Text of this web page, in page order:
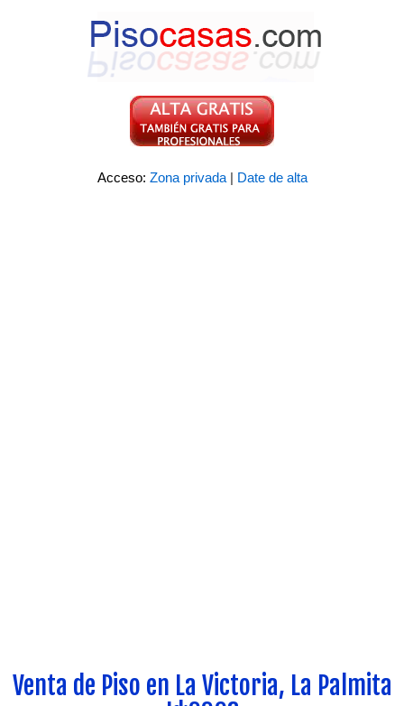
Acceso: Zona privada | Date de alta
Venta de Piso en La Victoria, La Palmita